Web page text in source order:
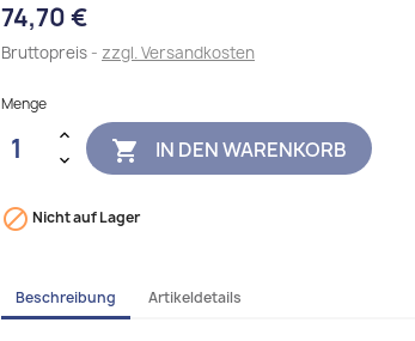
74,70 €
Bruttopreis zzgl. Versandkosten
Menge
 IN DEN WARENKORB
 Nicht auf Lager
Beschreibung Artikeldetails